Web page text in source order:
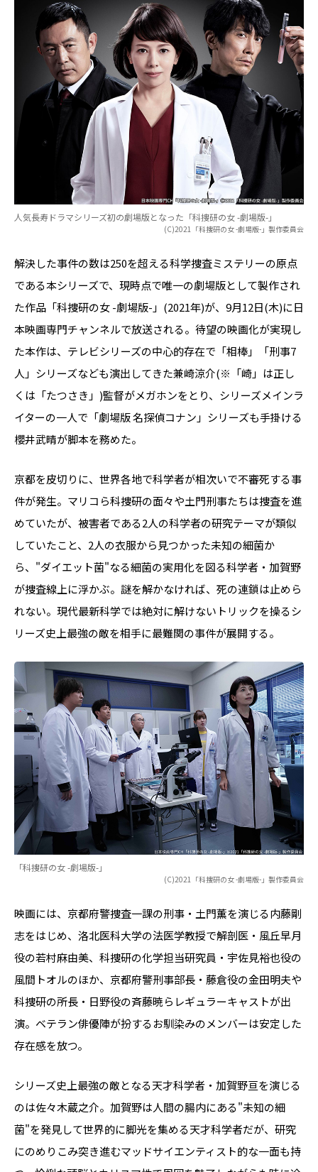
人気長寿ドラマシリーズ初の劇場版となった「科捜研の女 -劇場版-」
(C)2021「科捜研の女 -劇場版-」製作委員会
解決した事件の数は250を超える科学捜査ミステリーの原点
である本シリーズで、現時点で唯一の劇場版として製作され
た作品「科捜研の女 -劇場版-」(2021年)が、9月12日(木)に日
本映画専門チャンネルで放送される。待望の映画化が実現し
た本作は、テレビシリーズの中心的存在で「相棒」「刑事7
人」シリーズなども演出してきた兼崎涼介(※「崎」は正し
くは「たつさき」)監督がメガホンをとり、シリーズメインラ
イターの一人で「劇場版 名探偵コナン」シリーズも手掛ける
櫻井武晴が脚本を務めた。
京都を皮切りに、世界各地で科学者が相次いで不審死する事
件が発生。マリコら科捜研の面々や土門刑事たちは捜査を進
めていたが、被害者である2人の科学者の研究テーマが類似
していたこと、2人の衣服から見つかった未知の細菌か
ら、"ダイエット菌"なる細菌の実用化を図る科学者・加賀野
が捜査線上に浮かぶ。謎を解かなければ、死の連鎖は止めら
れない。現代最新科学では絶対に解けないトリックを操るシ
リーズ史上最強の敵を相手に最難関の事件が展開する。
「科捜研の女 -劇場版-」
(C)2021「科捜研の女 -劇場版-」製作委員会
映画には、京都府警捜査一課の刑事・土門薫を演じる内藤剛
志をはじめ、洛北医科大学の法医学教授で解剖医・風丘早月
役の若村麻由美、科捜研の化学担当研究員・宇佐見裕也役の
風間トオルのほか、京都府警刑事部長・藤倉役の金田明夫や
科捜研の所長・日野役の斉藤暁らレギュラーキャストが出
演。ベテラン俳優陣が扮するお馴染みのメンバーは安定した
存在感を放つ。
シリーズ史上最強の敵となる天才科学者・加賀野亘を演じる
のは佐々木蔵之介。加賀野は人間の腸内にある"未知の細
菌"を発見して世界的に脚光を集める天才科学者だが、研究
にのめりこみ突き進むマッドサイエンティスト的な一面も持